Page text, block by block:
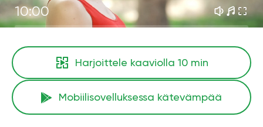
10:00
Harjoittele kaaviolla 10 min
Mobiilisovelluksessa kätevämpää